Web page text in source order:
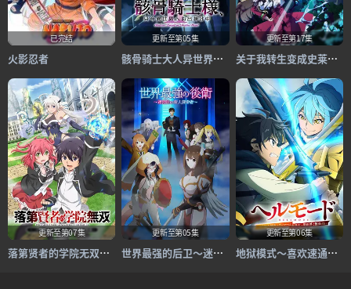
已完结
火影忍者
更新至第05集
骸骨骑士大人异世界冒险中Ⅱ
更新至第17集
关于我转生变成史莱姆这档事第四季
更新至第07集
落第贤者的学院无双第二回转生，S等级作弊魔术师冒险记
更新至第05集
世界最强的后卫～迷宫国的新人探索者～
更新至第06集
地狱模式～喜欢速通游戏的玩家在废设定异世界无双～第二季